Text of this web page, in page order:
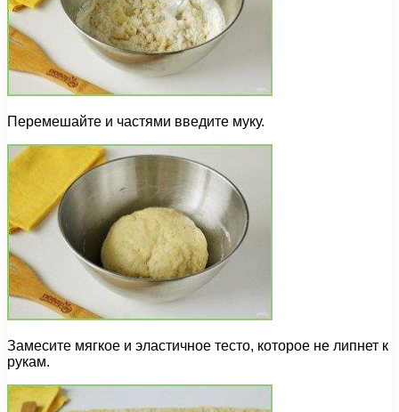
Перемешайте и частями введите муку.
Замесите мягкое и эластичное тесто, которое не липнет к
рукам.